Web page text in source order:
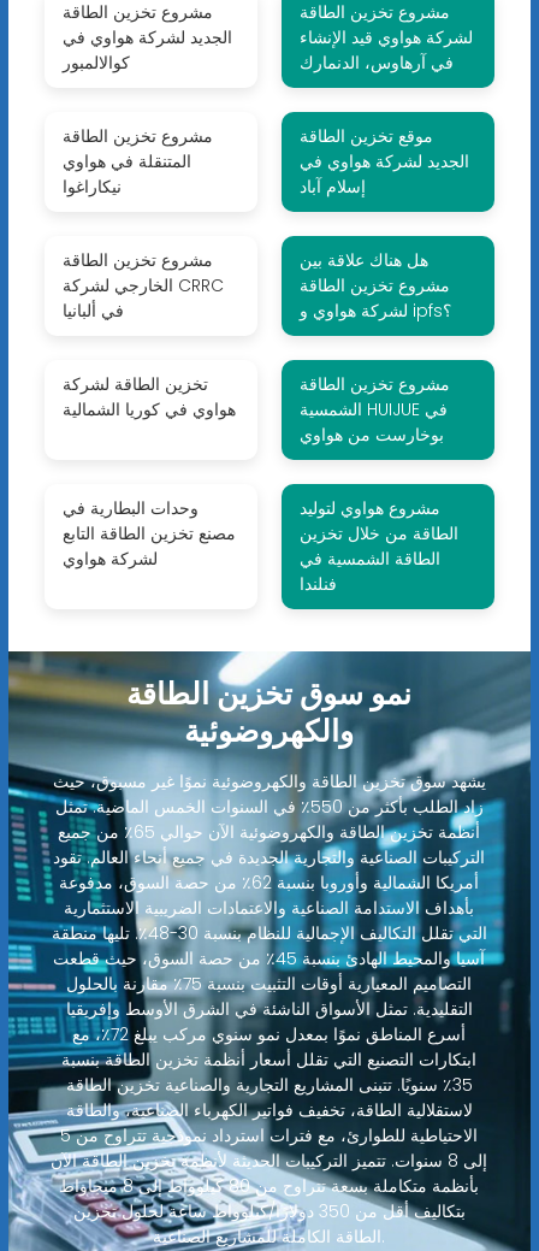
مشروع تخزين الطاقة
الجديد لشركة هواوي في
كوالالمبور
مشروع تخزين الطاقة
لشركة هواوي قيد الإنشاء
في آرهاوس، الدنمارك
مشروع تخزين الطاقة
المتنقلة في هواوي
نيكاراغوا
موقع تخزين الطاقة
الجديد لشركة هواوي في
إسلام آباد
مشروع تخزين الطاقة
الخارجي لشركة CRRC
في ألبانيا
هل هناك علاقة بين
مشروع تخزين الطاقة
لشركة هواوي و ipfs؟
تخزين الطاقة لشركة
هواوي في كوريا الشمالية
مشروع تخزين الطاقة
الشمسية HUIJUE في
بوخارست من هواوي
وحدات البطارية في
مصنع تخزين الطاقة التابع
لشركة هواوي
مشروع هواوي لتوليد
الطاقة من خلال تخزين
الطاقة الشمسية في
فنلندا
نمو سوق تخزين الطاقة
والكهروضوئية
يشهد سوق تخزين الطاقة والكهروضوئية نموًا غير مسبوق، حيث
زاد الطلب بأكثر من 550٪ في السنوات الخمس الماضية. تمثل
أنظمة تخزين الطاقة والكهروضوئية الآن حوالي 65٪ من جميع
التركيبات الصناعية والتجارية الجديدة في جميع أنحاء العالم. تقود
أمريكا الشمالية وأوروبا بنسبة 62٪ من حصة السوق، مدفوعة
بأهداف الاستدامة الصناعية والاعتمادات الضريبية الاستثمارية
التي تقلل التكاليف الإجمالية للنظام بنسبة 30-48٪. تليها منطقة
آسيا والمحيط الهادئ بنسبة 45٪ من حصة السوق، حيث قطعت
التصاميم المعيارية أوقات التثبيت بنسبة 75٪ مقارنة بالحلول
التقليدية. تمثل الأسواق الناشئة في الشرق الأوسط وإفريقيا
أسرع المناطق نموًا بمعدل نمو سنوي مركب يبلغ 72٪، مع
ابتكارات التصنيع التي تقلل أسعار أنظمة تخزين الطاقة بنسبة
35٪ سنويًا. تتبنى المشاريع التجارية والصناعية تخزين الطاقة
لاستقلالية الطاقة، تخفيف فواتير الكهرباء الصناعية، والطاقة
الاحتياطية للطوارئ، مع فترات استرداد نموذجية تتراوح من 5
إلى 8 سنوات. تتميز التركيبات الحديثة لأنظمة تخزين الطاقة الآن
بأنظمة متكاملة بسعة تتراوح من 80 كيلوواط إلى 8 ميجاواط
بتكاليف أقل من 350 دولارًا/كيلوواط ساعة لحلول تخزين
الطاقة الكاملة للمشاريع الصناعية.